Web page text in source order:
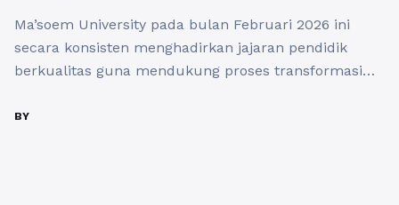
Ma’soem University pada bulan Februari 2026 ini
secara konsisten menghadirkan jajaran pendidik
berkualitas guna mendukung proses transformasi
mahasiswa. Kehadiran figur dosen berprestasi ini
BY